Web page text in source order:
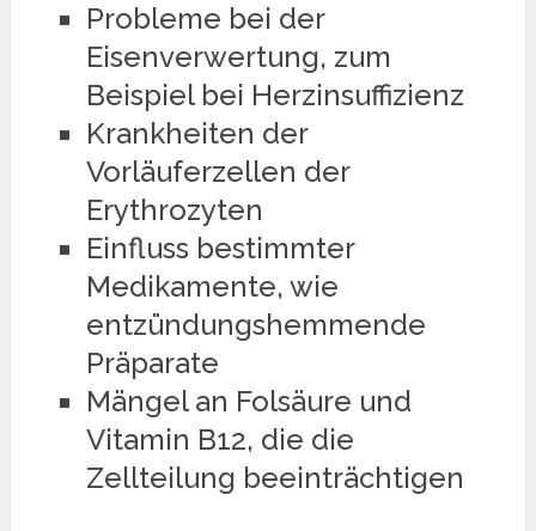
Probleme bei der
Eisenverwertung, zum
Beispiel bei Herzinsuffizienz
Krankheiten der
Vorläuferzellen der
Erythrozyten
Einfluss bestimmter
Medikamente, wie
entzündungshemmende
Präparate
Mängel an Folsäure und
Vitamin B12, die die
Zellteilung beeinträchtigen